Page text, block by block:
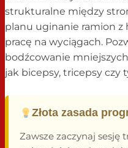
strukturalne między
planu uginanie ramion z
pracę na wyciągach.
bodźcowanie
jak bicepsy, tricepsy czy
Złota zasada
Zawsze zaczynaj sesję